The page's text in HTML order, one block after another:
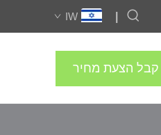
IW
קבל הצעת מחיר